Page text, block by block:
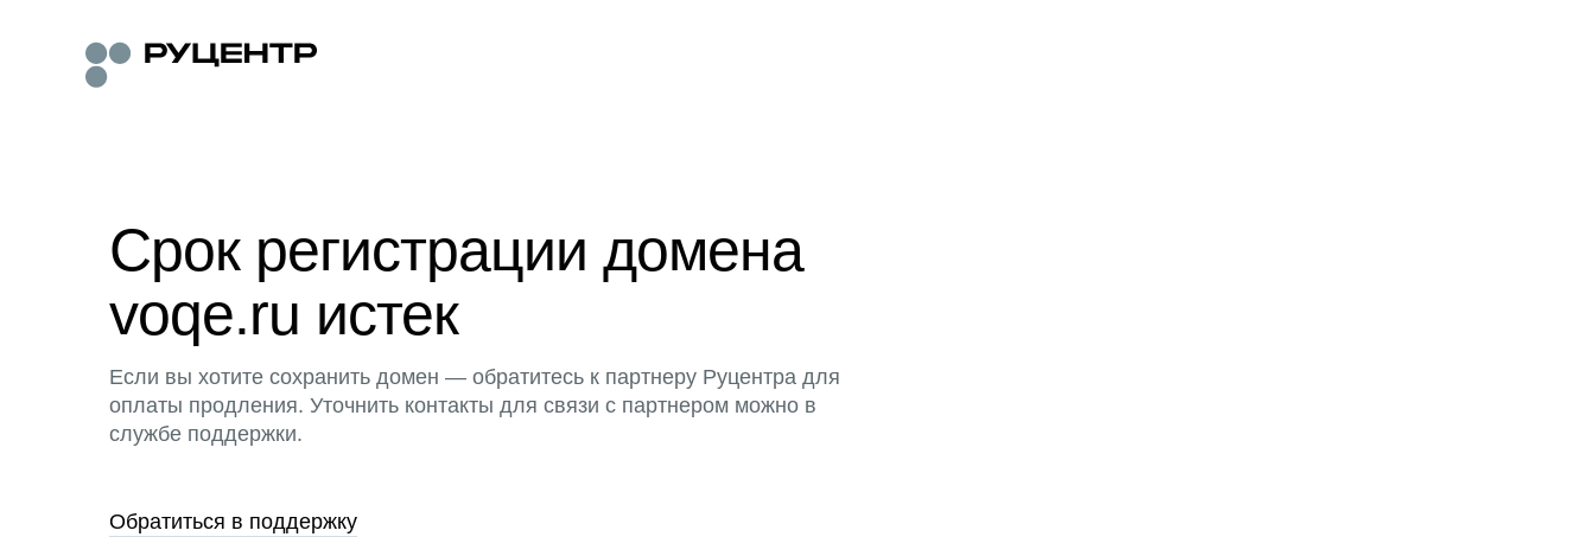
Срок регистрации домена
voqe.ru истек
Если вы хотите сохранить домен — обратитесь к партнеру Руцентра для
оплаты продления. Уточнить контакты для связи с партнером можно в
службе поддержки.
Обратиться в поддержку